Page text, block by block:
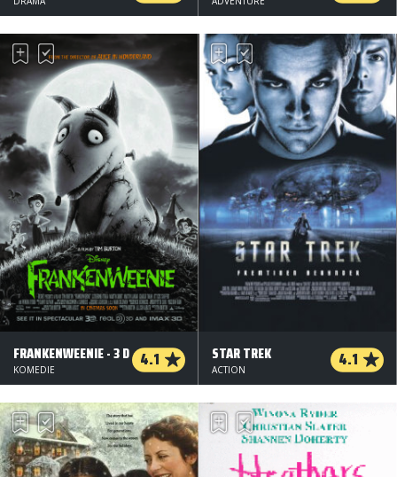
FRANKENWEENIE - 3 D 4.1
KOMEDIE
STAR TREK 4.1
ACTION